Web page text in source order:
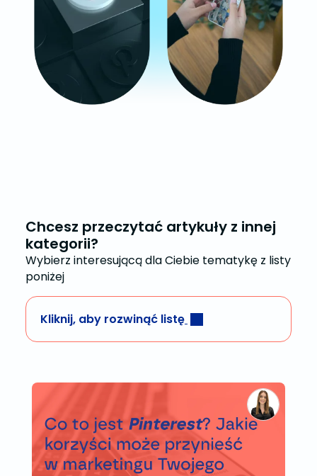
Chcesz przeczytać artykuły z innej
kategorii?
Wybierz interesującą dla Ciebie tematykę z listy
poniżej
Kliknij, aby rozwinąć listę